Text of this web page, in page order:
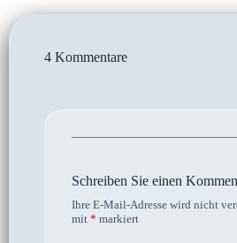
4 Kommentare
Schreiben Sie einen
Ihre E-Mail-Adresse wird nicht
mit * markiert